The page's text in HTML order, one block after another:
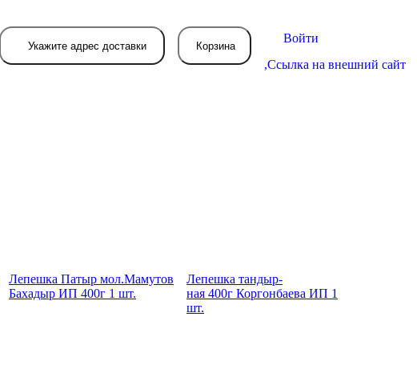
Укажите адрес доставки Корзина
Войти
,Ссылка на внешний сайт
Лепеш­ка Патыр мол.Мамутов
Бахадыр ИП 400г 1 шт.
Лепеш­ка тандыр­
ная 400г Коргон­баева ИП 1
шт.